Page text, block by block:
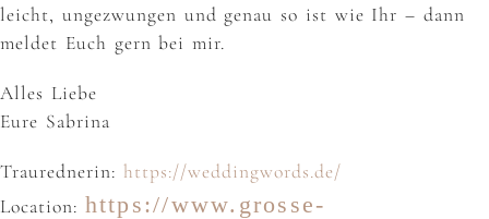
leicht, ungezwungen und genau so ist wie Ihr – dann
meldet Euch gern bei mir.
Alles Liebe
Eure Sabrina
Traurednerin: https://weddingwords.de/
Location: https://www.grosse-